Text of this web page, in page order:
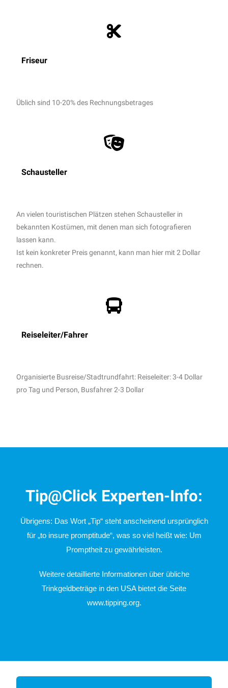
Friseur
Üblich sind 10-20% des Rechnungsbetrages
Schausteller
An vielen touristischen Plätzen stehen Schausteller in
bekannten Kostümen, mit denen man sich fotografieren
lassen kann.
Ist kein konkreter Preis genannt, kann man hier mit 2 Dollar
rechnen.
Reiseleiter/Fahrer
Organisierte Busreise/Stadtrundfahrt: Reiseleiter:3-4 Dollar
pro Tag und Person, Busfahrer 2-3 Dollar
Tip@Click Experten-Info:
Übrigens: Das Wort „Tip“ steht anscheinend ursprünglich
für „to insure promptitude“, was so viel heißt wie: Um
Promptheit zu gewährleisten.
Weitere detaillierte Informationen über übliche
Trinkgeldbeträge in den USA bietet die Seite
www.tipping.org.